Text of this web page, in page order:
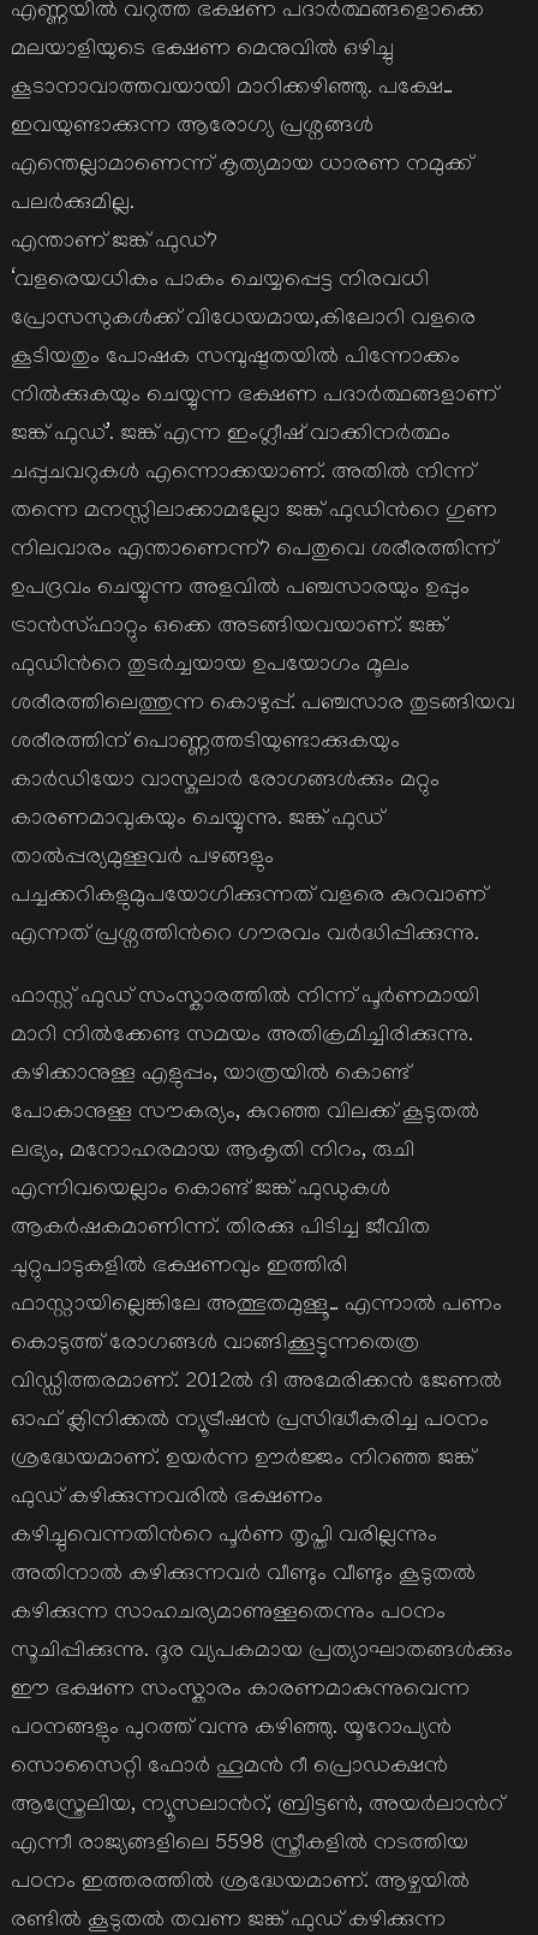
എണ്ണയില്‍ വറുത്ത ഭക്ഷണ പദാര്‍ത്ഥങ്ങളൊക്കെ
മലയാളിയുടെ ഭക്ഷണ മെനുവില്‍ ഒഴിച്ചു
കൂടാനാവാത്തവയായി മാറിക്കഴിഞ്ഞു. പക്ഷേ…
ഇവയുണ്ടാക്കുന്ന ആരോഗ്യ പ്രശ്നങ്ങള്‍
എന്തെല്ലാമാണെന്ന് കൃത്യമായ ധാരണ നമുക്ക്
പലര്‍ക്കുമില്ല.
എന്താണ് ജങ്ക് ഫുഡ്?
‘വളരെയധികം പാകം ചെയ്യപ്പെട്ട നിരവധി
പ്രോസസുകള്‍ക്ക് വിധേയമായ,കിലോറി വളരെ
കൂടിയതും പോഷക സമ്പുഷ്ടതയില്‍ പിന്നോക്കം
നില്‍ക്കുകയും ചെയ്യുന്ന ഭക്ഷണ പദാര്‍ത്ഥങ്ങളാണ്
ജങ്ക് ഫുഡ്’. ജങ്ക് എന്ന ഇംഗ്ലീഷ് വാക്കിനര്‍ത്ഥം
ചപ്പുചവറുകള്‍ എന്നൊക്കയാണ്. അതില്‍ നിന്ന്
തന്നെ മനസ്സിലാക്കാമല്ലോ ജങ്ക് ഫുഡിന്‍റെ ഗുണ
നിലവാരം എന്താണെന്ന്? പെതുവെ ശരീരത്തിന്ന്
ഉപദ്രവം ചെയ്യുന്ന അളവില്‍ പഞ്ചസാരയും ഉപ്പും
ട്രാന്‍സ്ഫാറ്റും ഒക്കെ അടങ്ങിയവയാണ്. ജങ്ക്
ഫുഡിന്‍റെ തുടര്‍ച്ചയായ ഉപയോഗം മൂലം
ശരീരത്തിലെത്തുന്ന കൊഴുപ്പ്. പഞ്ചസാര തുടങ്ങിയവ
ശരീരത്തിന് പൊണ്ണത്തടിയുണ്ടാക്കുകയും
കാര്‍ഡിയോ വാസ്കുലാര്‍ രോഗങ്ങള്‍ക്കും മറ്റും
കാരണമാവുകയും ചെയ്യുന്നു. ജങ്ക് ഫുഡ്
താല്‍പ്പര്യമുള്ളവര്‍ പഴങ്ങളും
പച്ചക്കറികളുമുപയോഗിക്കുന്നത് വളരെ കുറവാണ്
എന്നത് പ്രശ്നത്തിന്‍റെ ഗൗരവം വര്‍ദ്ധിപ്പിക്കുന്നു.
ഫാസ്റ്റ് ഫുഡ് സംസ്കാരത്തില്‍ നിന്ന് പൂര്‍ണമായി
മാറി നില്‍ക്കേണ്ട സമയം അതിക്രമിച്ചിരിക്കുന്നു.
കഴിക്കാനുള്ള എളുപ്പം, യാത്രയില്‍ കൊണ്ട്
പോകാനുള്ള സൗകര്യം, കുറഞ്ഞ വിലക്ക് കൂടുതല്‍
ലഭ്യം, മനോഹരമായ ആകൃതി നിറം, രുചി
എന്നിവയെല്ലാം കൊണ്ട് ജങ്ക് ഫുഡുകള്‍
ആകര്‍ഷകമാണിന്ന്. തിരക്കു പിടിച്ച ജീവിത
ചുറ്റുപാടുകളില്‍ ഭക്ഷണവും ഇത്തിരി
ഫാസ്റ്റായില്ലെങ്കിലേ അത്ഭുതമുള്ളൂ… എന്നാല്‍ പണം
കൊടുത്ത് രോഗങ്ങള്‍ വാങ്ങിക്കൂട്ടുന്നതെത്ര
വിഡ്ഡിത്തരമാണ്. 2012ല്‍ ദി അമേരിക്കന്‍ ജേണല്‍
ഓഫ് ക്ലിനിക്കല്‍ ന്യൂട്രീഷന്‍ പ്രസിദ്ധീകരിച്ച പഠനം
ശ്രദ്ധേയമാണ്. ഉയര്‍ന്ന ഊര്‍ജ്ജം നിറഞ്ഞ ജങ്ക്
ഫുഡ് കഴിക്കുന്നവരില്‍ ഭക്ഷണം
കഴിച്ചുവെന്നതിന്‍റെ പൂര്‍ണ തൃപ്തി വരില്ലന്നും
അതിനാല്‍ കഴിക്കുന്നവര്‍ വീണ്ടും വീണ്ടും കൂടുതല്‍
കഴിക്കുന്ന സാഹചര്യമാണുള്ളതെന്നും പഠനം
സൂചിപ്പിക്കുന്നു. ദൂര വ്യപകമായ പ്രത്യാഘാതങ്ങള്‍ക്കും
ഈ ഭക്ഷണ സംസ്കാരം കാരണമാകുന്നുവെന്ന
പഠനങ്ങളും പുറത്ത് വന്നു കഴിഞ്ഞു. യൂറോപ്യന്‍
സൊസൈറ്റി ഫോര്‍ ഹൂമന്‍ റീ പ്രൊഡക്ഷന്‍
ആസ്ത്രേലിയ, ന്യൂസലാന്‍റ്, ബ്രിട്ടണ്‍, അയര്‍ലാന്‍റ്
എന്നീ രാജ്യങ്ങളിലെ 5598 സ്ത്രീകളില്‍ നടത്തിയ
പഠനം ഇത്തരത്തില്‍ ശ്രദ്ധേയമാണ്. ആഴ്ചയില്‍
രണ്ടില്‍ കൂടുതല്‍ തവണ ജങ്ക് ഫുഡ് കഴിക്കുന്ന